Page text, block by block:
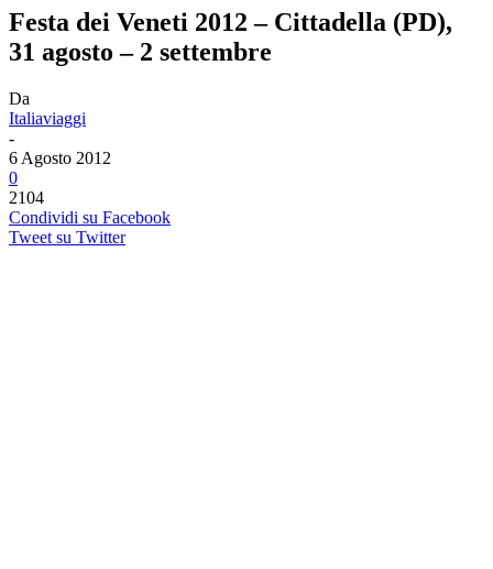
Festa dei Veneti 2012 – Cittadella (PD),
31 agosto – 2 settembre
Da
Italiaviaggi
-
6 Agosto 2012
0
2104
Condividi su Facebook
Tweet su Twitter